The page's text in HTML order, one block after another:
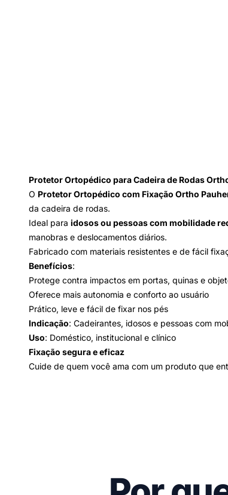
Protetor Ortopédico para Cadeira de Rodas
O Protetor Ortopédico com Fixação Ortho
da cadeira de rodas.
Ideal para idosos ou pessoas com mobilidade
manobras e deslocamentos diários.
Fabricado com materiais resistentes e de fácil
Benefícios:
Protege contra impactos em portas, quinas e
Oferece mais autonomia e conforto ao usuário
Prático, leve e fácil de fixar nos pés
Indicação: Cadeirantes, idosos e pessoas com
Uso: Doméstico, institucional e clínico
Fixação segura e eficaz
Cuide de quem você ama com um produto que